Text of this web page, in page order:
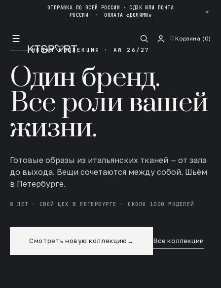
ОТПРАВКА ПО ВСЕЙ РОССИИ - СДЭК ИЛИ ПОЧТА
РОССИИ ·ОПЛАТА «ДОЛЯМИ» ✕
☰ ♡Корзина (0)
НОВАЯ КОЛЛЕКЦИЯ · AW 26/27
Один бренд.
Все роли вашей
жизни.
Готовые образы из итальянских тканей — от зала
до выхода. Вещи сочетаются между собой. Шьём
в Петербурге.
8 ЛЕТ · СВОЙ ЦЕХ В ПЕТЕРБУРГЕ · ОКОЛО 1000 МОДЕЛЕЙ
Смотреть новую коллекцию → Все коллекции